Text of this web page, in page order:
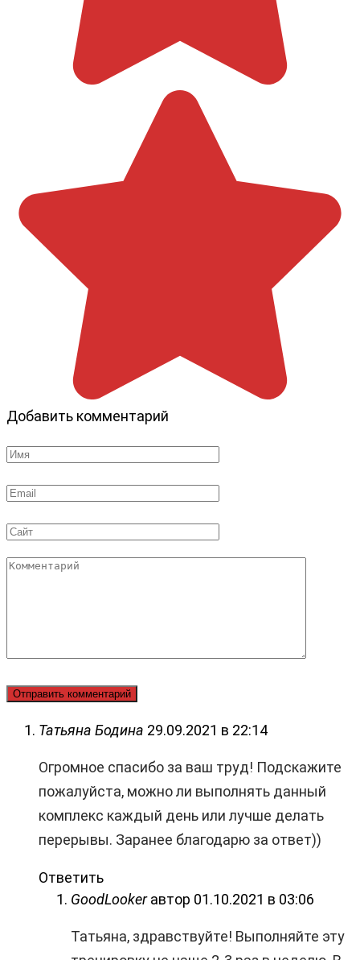
Добавить комментарий
Имя
Email
Сайт
Комментарий
Татьяна Бодина 29.09.2021 в 22:14
Огромное спасибо за ваш труд! Подскажите
пожалуйста, можно ли выполнять данный
комплекс каждый день или лучше делать
перерывы. Заранее благодарю за ответ))
Ответить
GoodLooker автор 01.10.2021 в 03:06
Татьяна, здравствуйте! Выполняйте эту